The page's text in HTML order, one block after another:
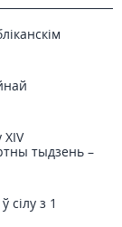
тыдзень –
сілу з 1